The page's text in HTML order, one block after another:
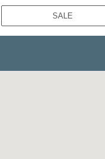
SALE